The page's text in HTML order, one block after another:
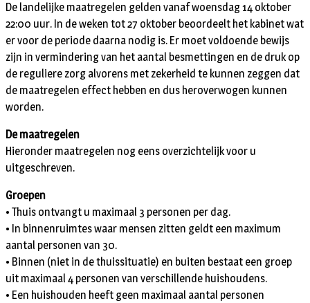
De landelijke maatregelen gelden vanaf woensdag 14 oktober
22:00 uur. In de weken tot 27 oktober beoordeelt het kabinet wat
er voor de periode daarna nodig is. Er moet voldoende bewijs
zijn in vermindering van het aantal besmettingen en de druk op
de reguliere zorg alvorens met zekerheid te kunnen zeggen dat
de maatregelen effect hebben en dus heroverwogen kunnen
worden.
De maatregelen
Hieronder maatregelen nog eens overzichtelijk voor u
uitgeschreven.
Groepen
• Thuis ontvangt u maximaal 3 personen per dag.
• In binnenruimtes waar mensen zitten geldt een maximum
aantal personen van 30.
• Binnen (niet in de thuissituatie) en buiten bestaat een groep
uit maximaal 4 personen van verschillende huishoudens.
• Een huishouden heeft geen maximaal aantal personen